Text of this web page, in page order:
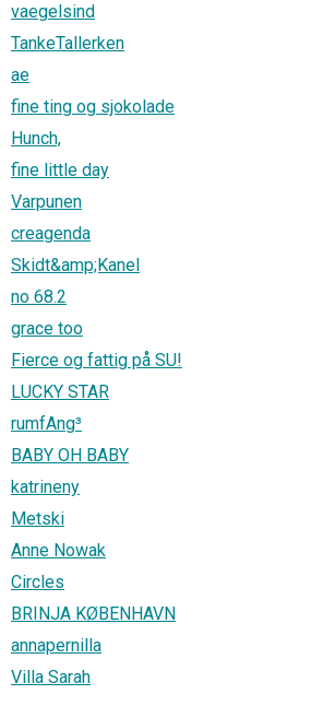
vaegelsind
TankeTallerken
ae
fine ting og sjokolade
Hunch,
fine little day
Varpunen
creagenda
Skidt&amp;Kanel
no 68.2
grace too
Fierce og fattig på SU!
LUCKY STAR
rumfAng³
BABY OH BABY
katrineny
Metski
Anne Nowak
Circles
BRINJA KØBENHAVN
annapernilla
Villa Sarah